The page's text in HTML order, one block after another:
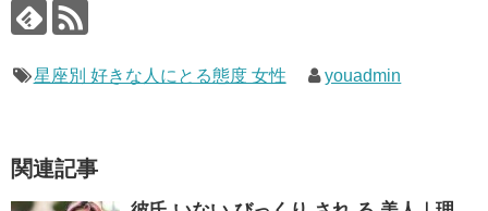
星座別 好きな人にとる態度 女性 youadmin
関連記事